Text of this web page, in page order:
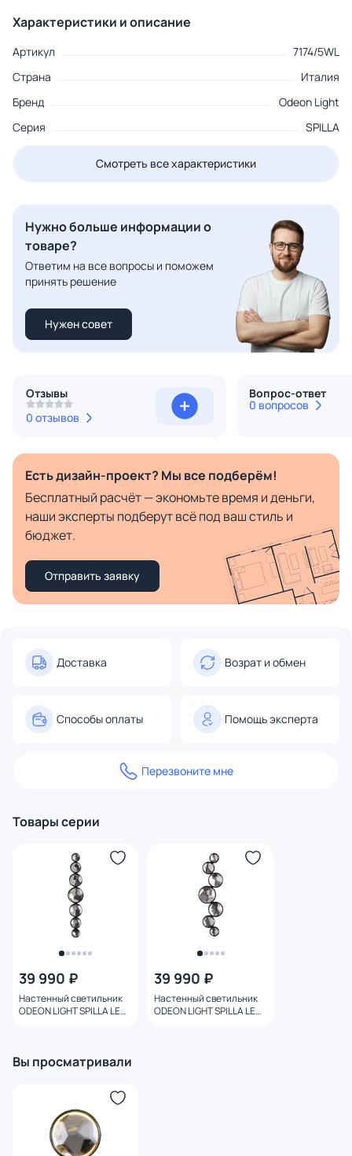
Характеристики и описание
Артикул
7174/5WL
Страна
Италия
Бренд
Odeon Light
Серия
SPILLA
Смотреть все характеристики
Нужно больше информации о
товаре?
Ответим на все вопросы и поможем
принять решение
Нужен совет
Отзывы
0 отзывов
Вопрос-ответ
0 вопросов
Есть дизайн-проект? Мы все подберём!
Бесплатный расчёт — экономьте время и деньги,
наши эксперты подберут всё под ваш стиль и
бюджет.
Отправить заявку
Доставка Возрат и обмен
Способы оплаты Помощь эксперта
Перезвоните мне
Товары серии
39 990 ₽
Настенный светильник
ODEON LIGHT SPILLA LED
39 990 ₽
Настенный светильник
ODEON LIGHT SPILLA LED
Вы просматривали